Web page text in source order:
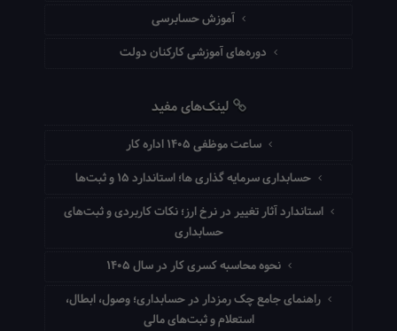
آموزش حسابرسی
دوره‌های آموزشی کارکنان دولت
لینک‌های مفید
ساعت موظفی ۱۴۰۵ اداره کار
حسابداری سرمایه گذاری ها؛ استاندارد ۱۵ و ثبت‌ها
استاندارد آثار تغییر در نرخ ارز؛ نکات کاربردی و ثبت‌های
حسابداری
نحوه محاسبه کسری کار در سال ۱۴۰۵
راهنمای جامع چک رمزدار در حسابداری؛ وصول، ابطال،
استعلام و ثبت‌های مالی